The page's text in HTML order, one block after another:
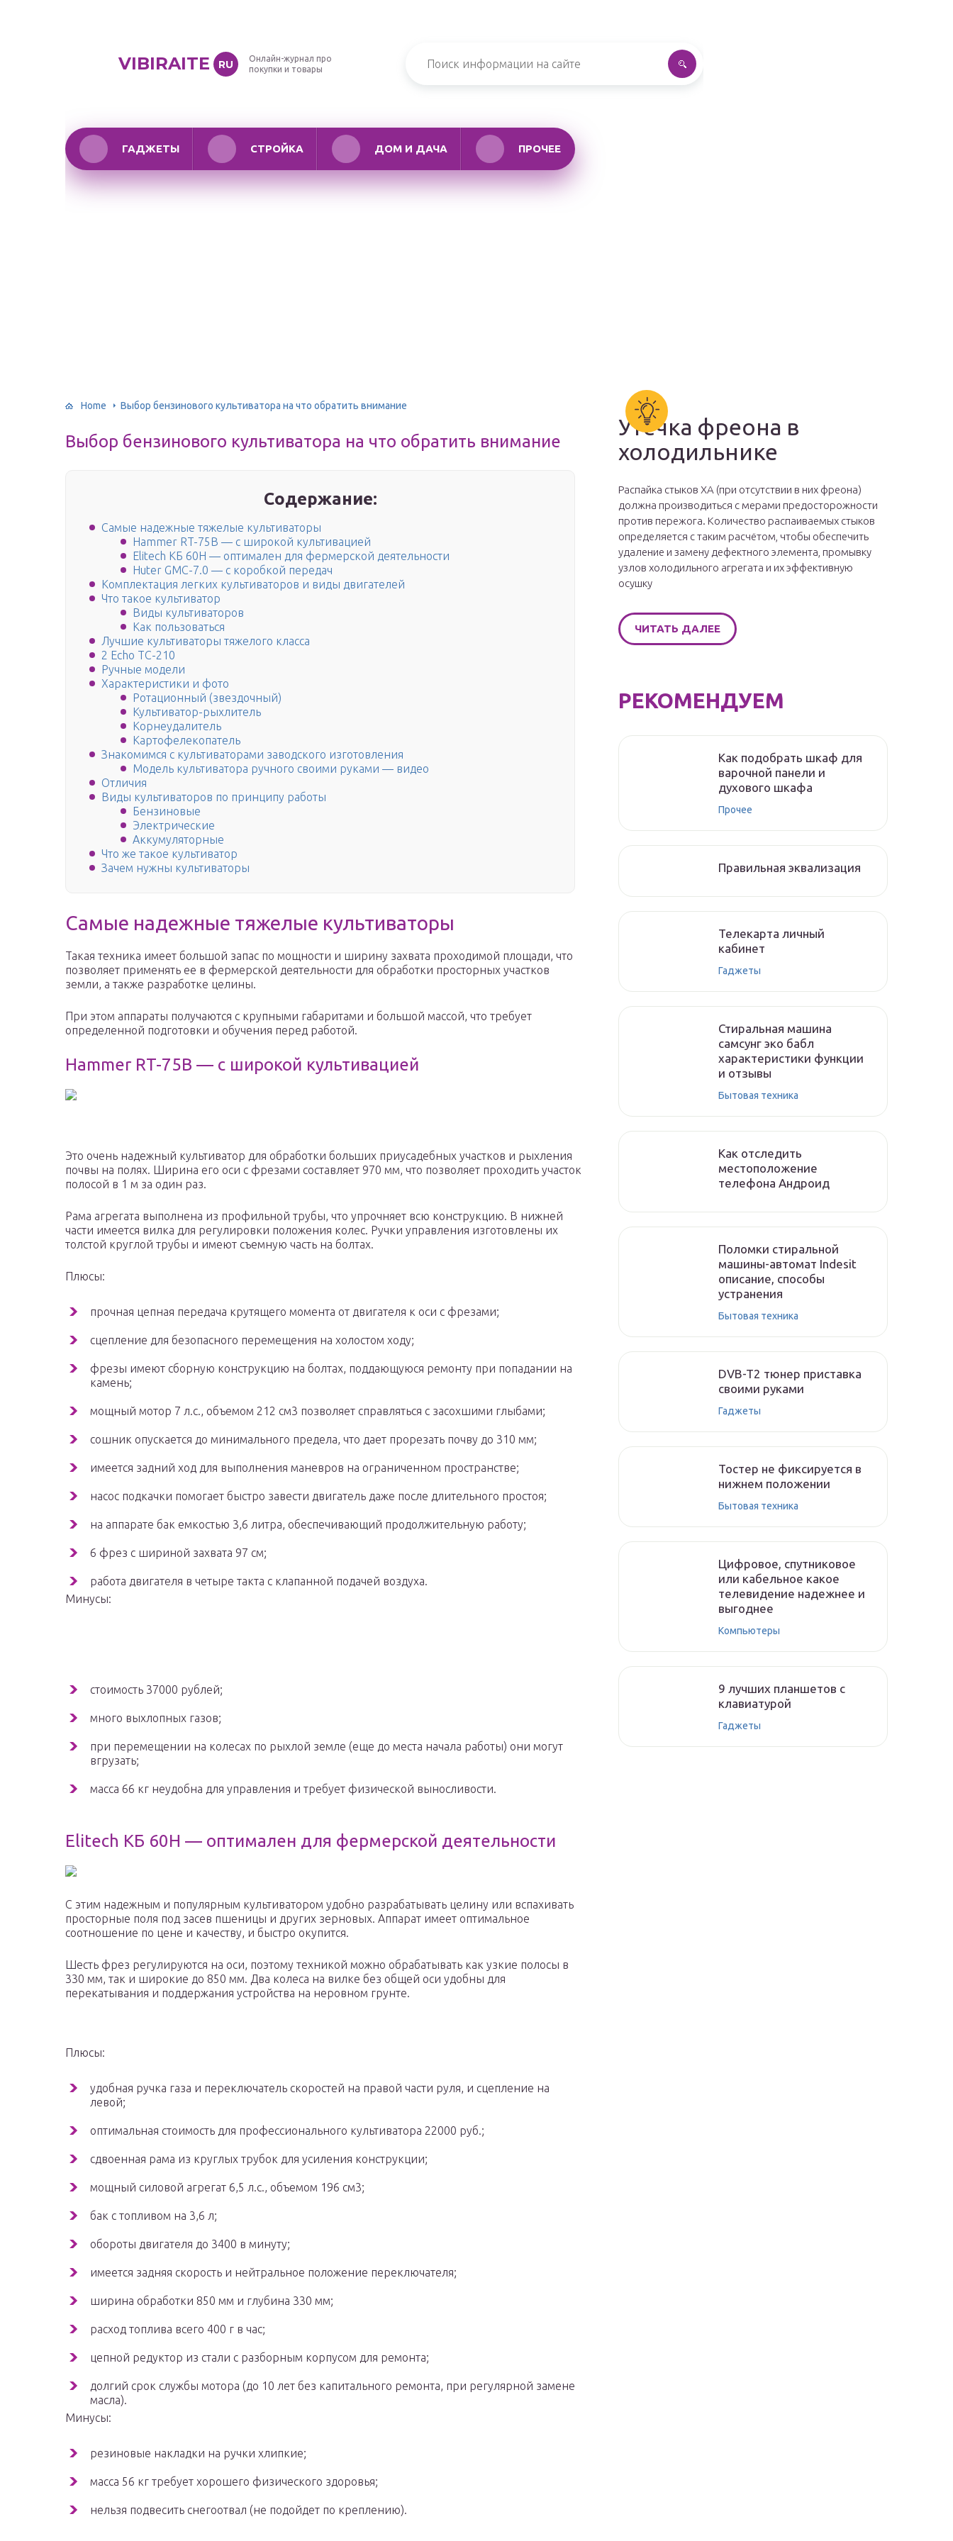
VIBIRAITE RU
Онлайн-журнал про
покупки и товары
ГАДЖЕТЫ СТРОЙКА ДОМ И ДАЧА ПРОЧЕЕ
Home Выбор бензинового культиватора на что обратить внимание
Выбор бензинового культиватора на что обратить внимание
Содержание:
Самые надежные тяжелые культиваторы
Hammer RT-75B — с широкой культивацией
Elitech КБ 60Н — оптимален для фермерской деятельности
Huter GMC-7.0 — с коробкой передач
Комплектация легких культиваторов и виды двигателей
Что такое культиватор
Виды культиваторов
Как пользоваться
Лучшие культиваторы тяжелого класса
2 Echo TC-210
Ручные модели
Характеристики и фото
Ротационный (звездочный)
Культиватор-рыхлитель
Корнеудалитель
Картофелекопатель
Знакомимся с культиваторами заводского изготовления
Модель культиватора ручного своими руками — видео
Отличия
Виды культиваторов по принципу работы
Бензиновые
Электрические
Аккумуляторные
Что же такое культиватор
Зачем нужны культиваторы
Самые надежные тяжелые культиваторы
Такая техника имеет большой запас по мощности и ширину захвата проходимой площади, что
позволяет применять ее в фермерской деятельности для обработки просторных участков
земли, а также разработке целины.
При этом аппараты получаются с крупными габаритами и большой массой, что требует
определенной подготовки и обучения перед работой.
Hammer RT-75B — с широкой культивацией
Это очень надежный культиватор для обработки больших приусадебных участков и рыхления
почвы на полях. Ширина его оси с фрезами составляет 970 мм, что позволяет проходить участок
полосой в 1 м за один раз.
Рама агрегата выполнена из профильной трубы, что упрочняет всю конструкцию. В нижней
части имеется вилка для регулировки положения колес. Ручки управления изготовлены их
толстой круглой трубы и имеют съемную часть на болтах.
Плюсы:
прочная цепная передача крутящего момента от двигателя к оси с фрезами;
сцепление для безопасного перемещения на холостом ходу;
фрезы имеют сборную конструкцию на болтах, поддающуюся ремонту при попадании на
камень;
мощный мотор 7 л.с., объемом 212 см3 позволяет справляться с засохшими глыбами;
сошник опускается до минимального предела, что дает прорезать почву до 310 мм;
имеется задний ход для выполнения маневров на ограниченном пространстве;
насос подкачки помогает быстро завести двигатель даже после длительного простоя;
на аппарате бак емкостью 3,6 литра, обеспечивающий продолжительную работу;
6 фрез с шириной захвата 97 см;
работа двигателя в четыре такта с клапанной подачей воздуха.
Минусы:
стоимость 37000 рублей;
много выхлопных газов;
при перемещении на колесах по рыхлой земле (еще до места начала работы) они могут
вгрузать;
масса 66 кг неудобна для управления и требует физической выносливости.
Elitech КБ 60Н — оптимален для фермерской деятельности
С этим надежным и популярным культиватором удобно разрабатывать целину или вспахивать
просторные поля под засев пшеницы и других зерновых. Аппарат имеет оптимальное
соотношение по цене и качеству, и быстро окупится.
Шесть фрез регулируются на оси, поэтому техникой можно обрабатывать как узкие полосы в
330 мм, так и широкие до 850 мм. Два колеса на вилке без общей оси удобны для
перекатывания и поддержания устройства на неровном грунте.
Плюсы:
удобная ручка газа и переключатель скоростей на правой части руля, и сцепление на
левой;
оптимальная стоимость для профессионального культиватора 22000 руб.;
сдвоенная рама из круглых трубок для усиления конструкции;
мощный силовой агрегат 6,5 л.с., объемом 196 см3;
бак с топливом на 3,6 л;
обороты двигателя до 3400 в минуту;
имеется задняя скорость и нейтральное положение переключателя;
ширина обработки 850 мм и глубина 330 мм;
расход топлива всего 400 г в час;
цепной редуктор из стали с разборным корпусом для ремонта;
долгий срок службы мотора (до 10 лет без капитального ремонта, при регулярной замене
масла).
Минусы:
резиновые накладки на ручки хлипкие;
масса 56 кг требует хорошего физического здоровья;
нельзя подвесить снегоотвал (не подойдет по креплению).
Утечка фреона в
холодильнике
Распайка стыков ХА (при отсутствии в них фреона)
должна производиться с мерами предосторожности
против пережога. Количество распаиваемых стыков
определяется с таким расчётом, чтобы обеспечить
удаление и замену дефектного элемента, промывку
узлов холодильного агрегата и их эффективную
осушку
ЧИТАТЬ ДАЛЕЕ
РЕКОМЕНДУЕМ
Как подобрать шкаф для
варочной панели и
духового шкафа
Прочее
Правильная эквализация
Телекарта личный
кабинет
Гаджеты
Стиральная машина
самсунг эко бабл
характеристики функции
и отзывы
Бытовая техника
Как отследить
местоположение
телефона Андроид
Поломки стиральной
машины-автомат Indesit
описание, способы
устранения
Бытовая техника
DVB-T2 тюнер приставка
своими руками
Гаджеты
Тостер не фиксируется в
нижнем положении
Бытовая техника
Цифровое, спутниковое
или кабельное какое
телевидение надежнее и
выгоднее
Компьютеры
9 лучших планшетов с
клавиатурой
Гаджеты